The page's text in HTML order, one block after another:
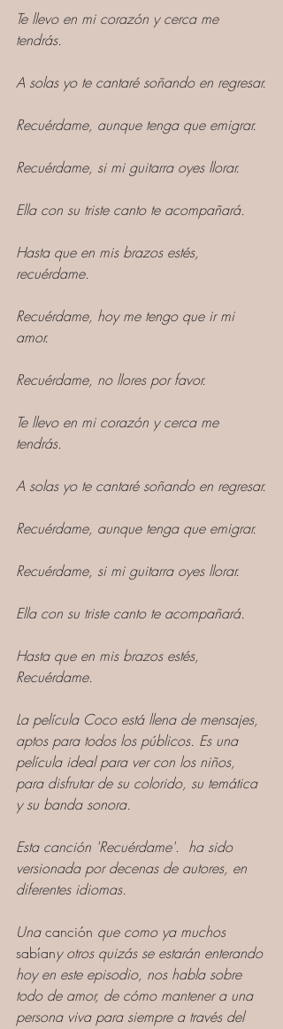
Te llevo en mi corazón y cerca me
tendrás.
A solas yo te cantaré soñando en regresar.
Recuérdame, aunque tenga que emigrar.
Recuérdame, si mi guitarra oyes llorar.
Ella con su triste canto te acompañará.
Hasta que en mis brazos estés,
recuérdame.
Recuérdame, hoy me tengo que ir mi
amor.
Recuérdame, no llores por favor.
Te llevo en mi corazón y cerca me
tendrás.
A solas yo te cantaré soñando en regresar.
Recuérdame, aunque tenga que emigrar.
Recuérdame, si mi guitarra oyes llorar.
Ella con su triste canto te acompañará.
Hasta que en mis brazos estés,
Recuérdame.
La película Coco está llena de mensajes,
aptos para todos los públicos. Es una
película ideal para ver con los niños,
para disfrutar de su colorido, su temática
y su banda sonora.
Esta canción 'Recuérdame'.  ha sido
versionada por decenas de autores, en
diferentes idiomas.
Una canción que como ya muchos
sabíany otros quizás se estarán enterando
hoy en este episodio, nos habla sobre
todo de amor, de cómo mantener a una
persona viva para siempre a través del